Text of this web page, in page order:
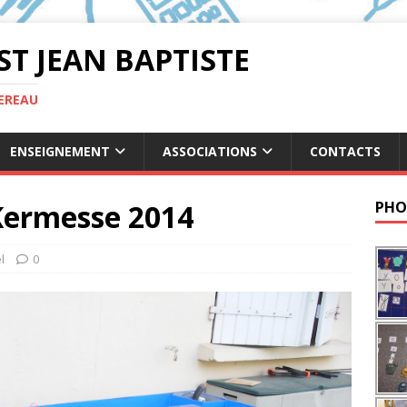
JEAN BAPTISTE
ENSEIGNEMENT ASSOCIATIONS CONTACTS
2014
0